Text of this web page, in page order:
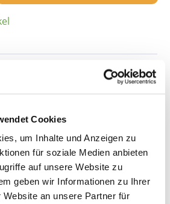
Cookies
um Inhalte und Anzeigen zu
für soziale Medien anbieten
auf unsere Website zu
geben wir Informationen zu Ihrer
Website an unsere Partner für